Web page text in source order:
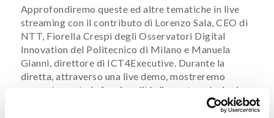
​Approfondiremo queste ed altre tematiche in live
streaming con il contributo di Lorenzo Sala, CEO di
NTT, Fiorella Crespi degli Osservatori Digital
Innovation del Politecnico di Milano e Manuela
Gianni, direttore di ICT4Executive. Durante la
diretta, attraverso una live demo, mostreremo
concretamente le funzionalità di queste soluzioni.
Il webinar si terrà il 12 maggio dalle ore 12.00 alle